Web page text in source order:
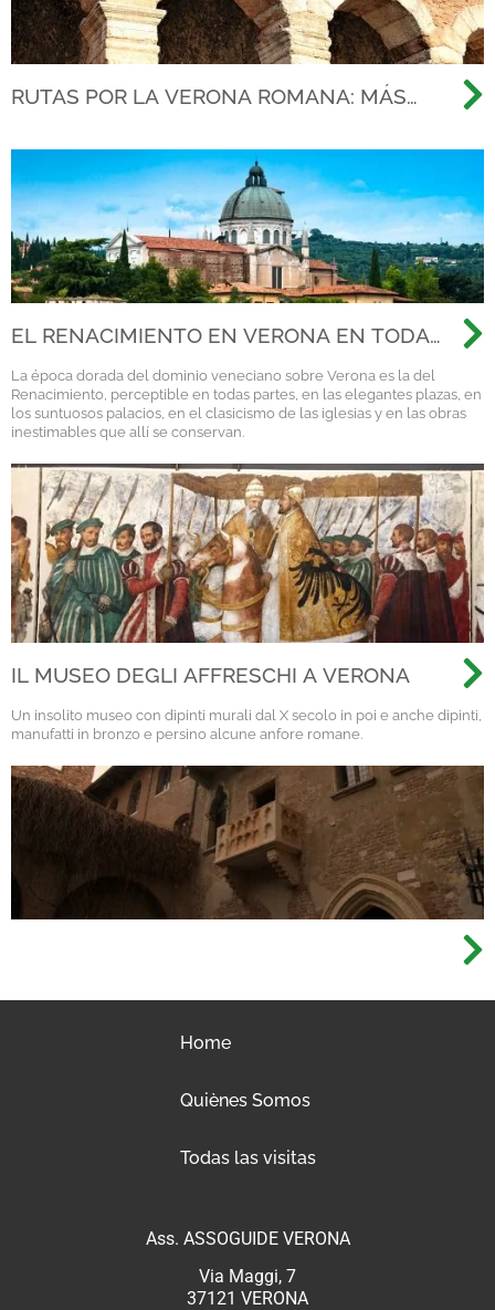
RUTAS POR LA VERONA ROMANA: MÁS
DE LA CIUDAD ANTIGUA
EL RENACIMIENTO EN VERONA EN TODA
La época dorada del dominio veneciano sobre Verona es la del
Renacimiento, perceptible en todas partes, en las elegantes plazas, en
los suntuosos palacios, en el clasicismo de las iglesias y en las obras
inestimables que allí se conservan.
IL MUSEO DEGLI AFFRESCHI A VERONA
Un insolito museo con dipinti murali dal X secolo in poi e anche dipinti,
manufatti in bronzo e persino alcune anfore romane.
Home
Quiènes Somos
Todas las visitas
Ass. ASSOGUIDE VERONA
Via Maggi, 7
37121 VERONA